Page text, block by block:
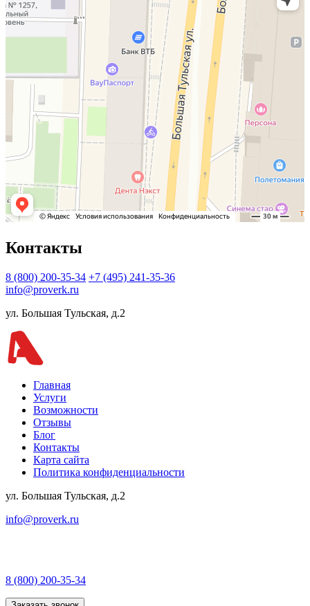
Контакты
8 (800) 200-35-34 +7 (495) 241-35-36
info@proverk.ru
ул. Большая Тульская, д.2
Главная
Услуги
Возможности
Отзывы
Блог
Контакты
Карта сайта
Политика конфиденциальности
ул. Большая Тульская, д.2
info@proverk.ru
8 (800) 200-35-34